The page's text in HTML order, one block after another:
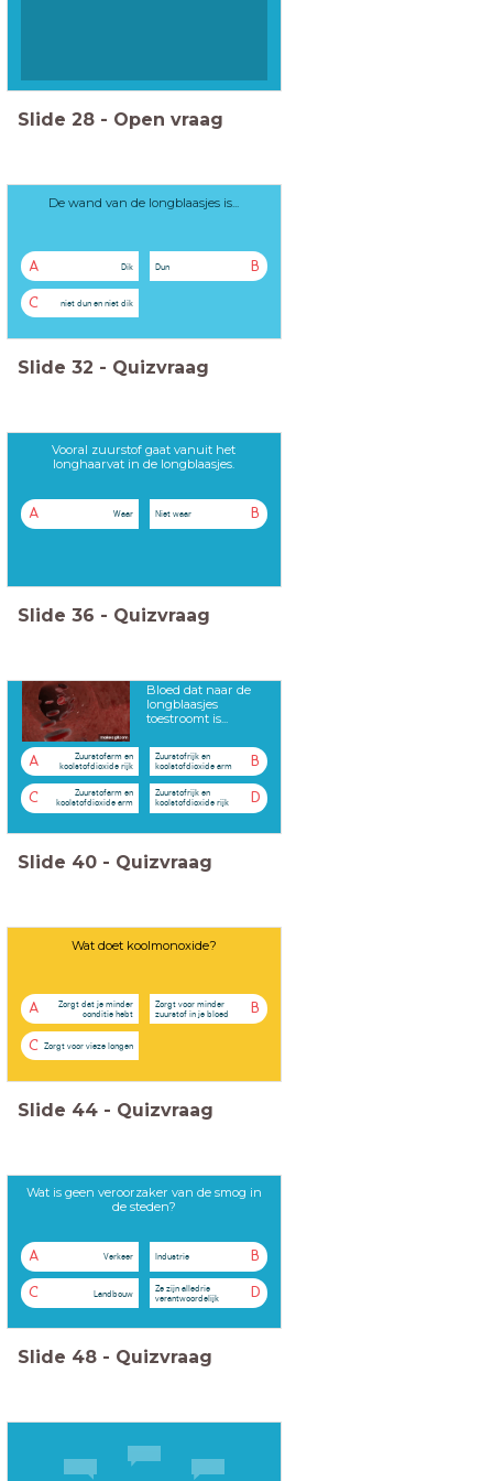
Slide 28 - Open vraag
De wand van de longblaasjes is...
A Dik B
Dun
C niet dun en niet dik
Slide 32 - Quizvraag
Vooral zuurstof gaat vanuit het
longhaarvat in de longblaasjes.
A Waar B
Niet waar
Slide 36 - Quizvraag
Bloed dat naar de
longblaasjes
toestroomt is...
A
Zuurstofarm en
koolstofdioxide rijk
B
Zuurstofrijk en
koolstofdioxide arm
C
Zuurstofarm en
koolstofdioxide arm
D
Zuurstofrijk en
koolstofdioxide rijk
Slide 40 - Quizvraag
Wat doet koolmonoxide?
A
Zorgt dat je minder
conditie hebt
B
Zorgt voor minder
zuurstof in je bloed
C Zorgt voor vieze longen
Slide 44 - Quizvraag
Wat is geen veroorzaker van de smog in
de steden?
A Verkeer B
Industrie
C Landbouw D
Ze zijn alledrie
verantwoordelijk
Slide 48 - Quizvraag